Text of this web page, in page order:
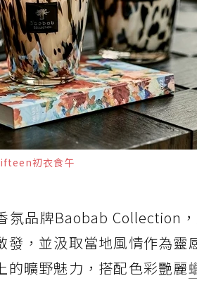
初衣食午
氛品牌Baobab Collection
發，並汲取當地風情作為
的曠野魅力，搭配色彩艷麗